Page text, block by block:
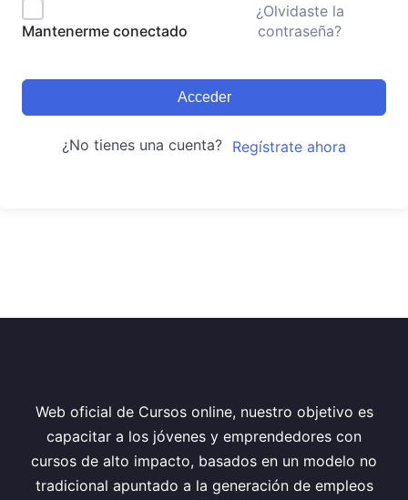
Mantenerme conectado
¿Olvidaste la
contraseña?
Acceder
¿No tienes una cuenta? Regístrate ahora
Web oficial de Cursos online, nuestro objetivo es
capacitar a los jóvenes y emprendedores con
cursos de alto impacto, basados en un modelo no
tradicional apuntado a la generación de empleos